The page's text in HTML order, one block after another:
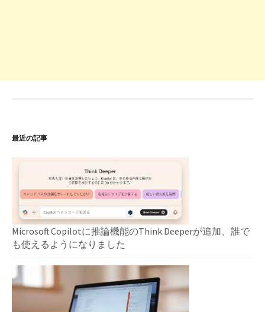
最近の記事
Microsoft Copilotに推論機能のThink Deeperが追加、誰で
も使えるようになりました